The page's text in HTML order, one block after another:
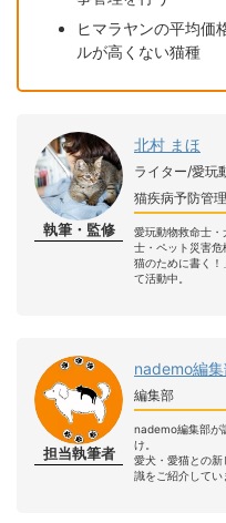
ヒマラヤンの平均価
ルが高くない猫種
執筆・監修
北村 まほ
ライター/愛玩
猫疾病予防管
愛玩動物救命士
士・ペット災害危
猫のために書く！
て活動中。
担当執筆者
nademo編集
編集部
nademo編集部が
け。
愛犬・愛猫との
識をご紹介してい